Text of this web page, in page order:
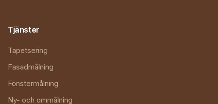
Tjänster
Tapetsering
Fasadmålning
Fönstermålning
Ny- och ommålning